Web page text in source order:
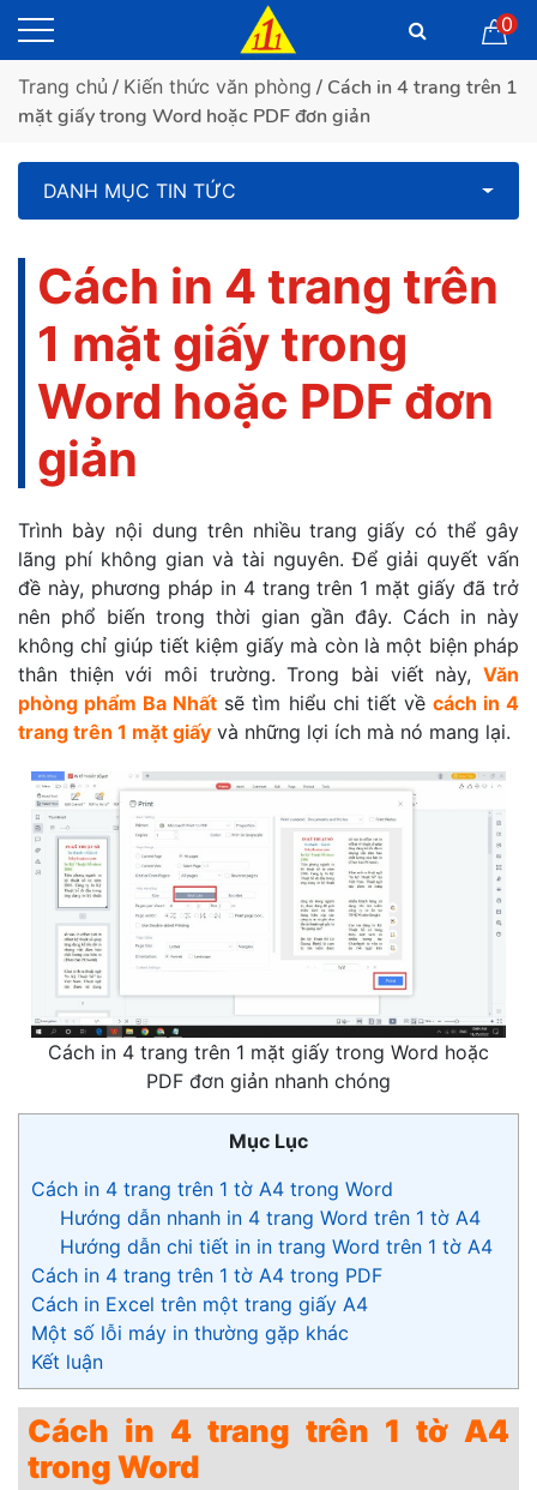
0
Trang chủ / Kiến thức văn phòng / Cách in 4 trang trên 1
mặt giấy trong Word hoặc PDF đơn giản
DANH MỤC TIN TỨC
Cách in 4 trang trên
1 mặt giấy trong
Word hoặc PDF đơn
giản
Trình bày nội dung trên nhiều trang giấy có thể gây
lãng phí không gian và tài nguyên. Để giải quyết vấn
đề này, phương pháp in 4 trang trên 1 mặt giấy đã trở
nên phổ biến trong thời gian gần đây. Cách in này
không chỉ giúp tiết kiệm giấy mà còn là một biện pháp
thân thiện với môi trường. Trong bài viết này, Văn
phòng phẩm Ba Nhất sẽ tìm hiểu chi tiết về cách in 4
trang trên 1 mặt giấy và những lợi ích mà nó mang lại.
Cách in 4 trang trên 1 mặt giấy trong Word hoặc
PDF đơn giản nhanh chóng
Mục Lục
Cách in 4 trang trên 1 tờ A4 trong Word
Hướng dẫn nhanh in 4 trang Word trên 1 tờ A4
Hướng dẫn chi tiết in in trang Word trên 1 tờ A4
Cách in 4 trang trên 1 tờ A4 trong PDF
Cách in Excel trên một trang giấy A4
Một số lỗi máy in thường gặp khác
Kết luận
Cách in 4 trang trên 1 tờ A4
trong Word